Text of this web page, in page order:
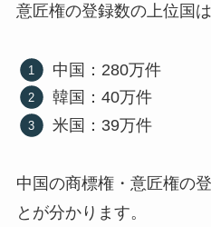
意匠権の登録数の上位国
中国：280万件
韓国：40万件
米国：39万件
中国の商標権・意匠権の
とが分かります。